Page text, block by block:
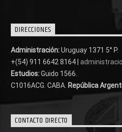
DIRECCIONES
Administración:Uruguay 1371 5° P.
+(54) 911 6642 8164 |
Estudios:Guido 1566.
C1016ACG . CABA. República
CONTACTO DIRECTO